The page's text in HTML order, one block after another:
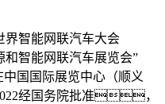
智能网联汽车大会
和智能网联汽车展览会”
中国国际展览中心（顺义
经国务院批准，